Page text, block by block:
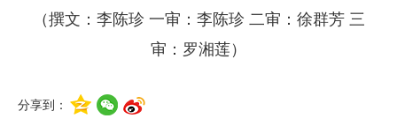
（撰文：李陈珍 一审：李陈珍 二审：徐群芳 三
审：罗湘莲）
分享到：